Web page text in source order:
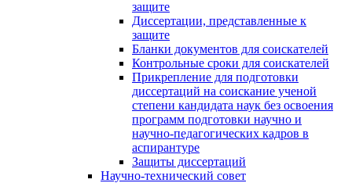
защите
Диссертации, представленные к
защите
Бланки документов для соискателей
Контрольные сроки для соискателей
Прикрепление для подготовки
диссертаций на соискание ученой
степени кандидата наук без освоения
программ подготовки научно и
научно-педагогических кадров в
аспирантуре
Защиты диссертаций
Научно-технический совет